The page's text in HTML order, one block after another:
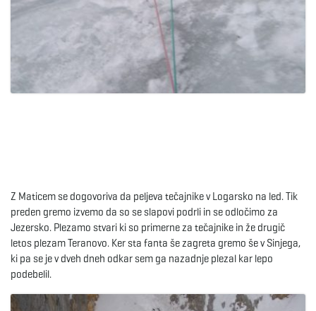
Z Maticem se dogovoriva da peljeva tečajnike v Logarsko na led. Tik
preden gremo izvemo da so se slapovi podrli in se odločimo za
Jezersko. Plezamo stvari ki so primerne za tečajnike in že drugič
letos plezam Teranovo. Ker sta fanta še zagreta gremo še v Sinjega,
ki pa se je v dveh dneh odkar sem ga nazadnje plezal kar lepo
podebelil.